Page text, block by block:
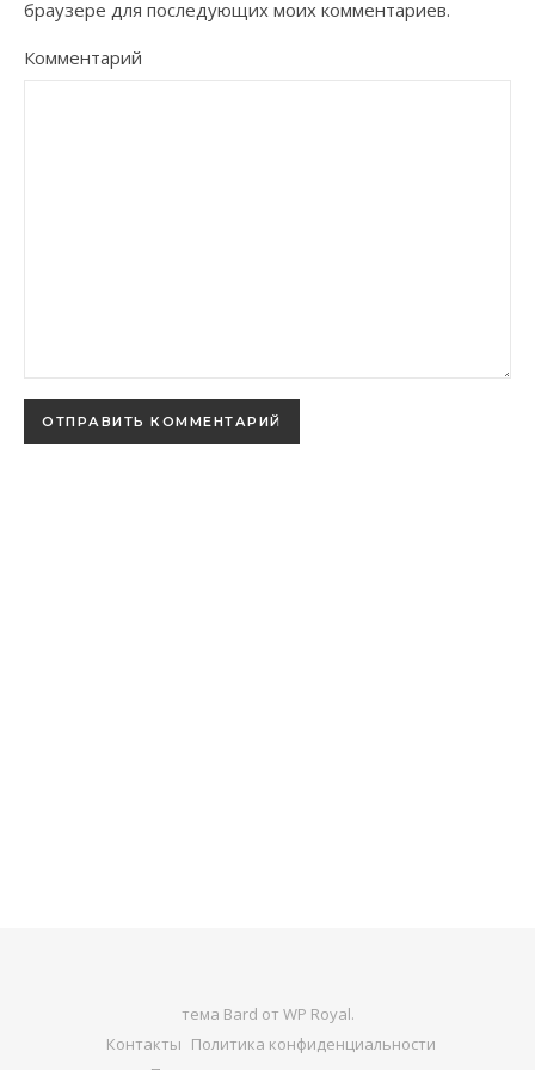
браузере для последующих моих комментариев.
Комментарий
тема Bard от WP Royal.
Контакты Политика конфиденциальности